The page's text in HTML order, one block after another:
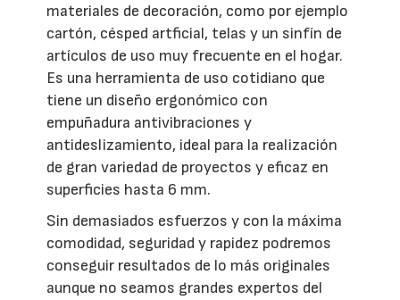
materiales de decoración, como por ejemplo
cartón, césped artficial, telas y un sinfín de
artículos de uso muy frecuente en el hogar.
Es una herramienta de uso cotidiano que
tiene un diseño ergonómico con
empuñadura antivibraciones y
antideslizamiento, ideal para la realización
de gran variedad de proyectos y eficaz en
superficies hasta 6 mm.
Sin demasiados esfuerzos y con la máxima
comodidad, seguridad y rapidez podremos
conseguir resultados de lo más originales
aunque no seamos grandes expertos del